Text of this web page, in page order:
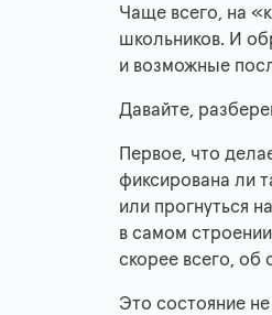
Чаще всего, на
школьников. И
и возможные
Давайте,
Первое, что
фиксирована ли
или прогнуться
в самом
скорее всего, об
Это состояние